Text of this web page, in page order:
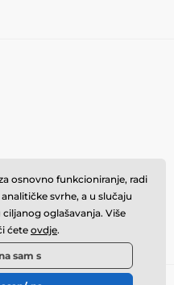
osnovno funkcioniranje, radi
svrhe, a u slučaju
oglašavanja. Više
ćete ovdje.
sam s